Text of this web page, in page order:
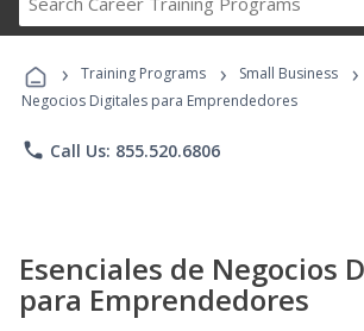
Career
Programs
› Training Programs › Small Business ›
Negocios Digitales para Emprendedores
phone Call Us: 855.520.6806
Esenciales de Negocios
para Emprendedores